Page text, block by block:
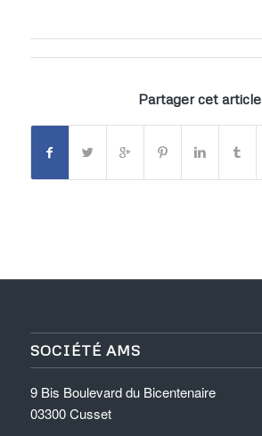
Partager cet article
SOCIÉTÉ AMS
9 Bis Boulevard du Bicentenaire
03300 Cusset